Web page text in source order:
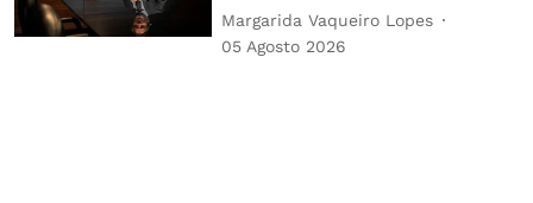
Margarida Vaqueiro Lopes
05 Agosto 2026